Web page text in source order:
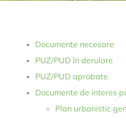
Documente necesare
PUZ/PUD în derulare
PUZ/PUD aprobate
Documente de interes
Plan urbanistic